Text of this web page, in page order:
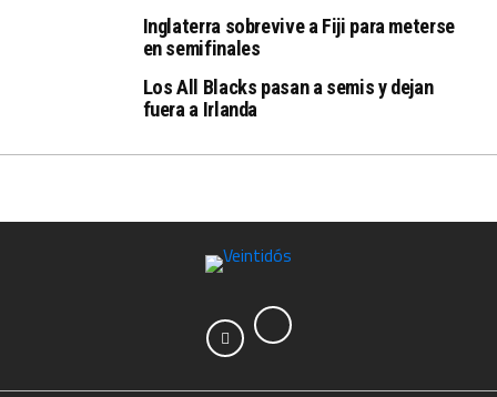
Inglaterra sobrevive a Fiji para meterse
en semifinales
Los All Blacks pasan a semis y dejan
fuera a Irlanda